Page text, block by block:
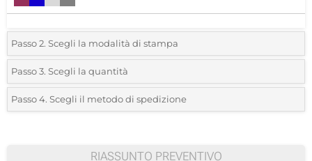
Passo 2. Scegli la modalità di stampa
*Seleziona la posizione di stampa e il colore del vostro logo:
1 Colore (Davanti)
Passo 3. Scegli la quantità
*Quantità desiderata:
Passo 4. Scegli il metodo di spedizione
RIASSUNTO PREVENTIVO